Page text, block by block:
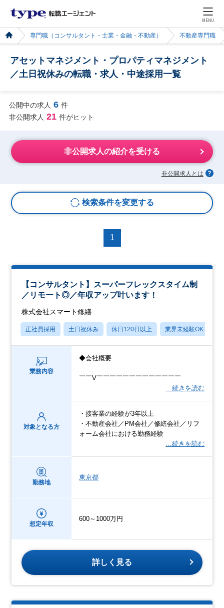
MENU
専門職（コンサルタント・士業・金融・不動産） 不動産専門職
アセットマネジメント・プロパティマネジメント
／土日祝休みの転職・求人・中途採用一覧
公開中の求人 6 件
非公開求人 21 件がヒット
非公開求人の紹介を受ける
非公開求人とは
検索条件を変更する
1
【コンサルタント】スーパーフレックスタイム制
／リモート◎／年収アップ叶います！
株式会社スマート修繕
正社員採用 土日祝休み 休日120日以上 業界未経験OK
業務内容
◆会社概要
￣￣V￣￣￣￣￣￣￣￣￣￣￣￣￣
…続きを読む
対象となる方
・接客業の経験が3年以上
・不動産会社／PM会社／修繕会社／リフ
ォーム会社における勤務経験
…続きを読む
勤務地
東京都
想定年収
600～1000万円
詳しく見る